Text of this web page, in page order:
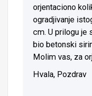
orjentaciono
ogradjivanje
cm. U prilogu je
bio betonski
Molim vas, za
Hvala, Pozdrav